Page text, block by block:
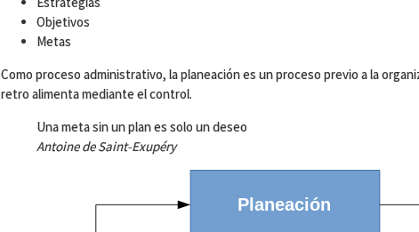
Objetivos
Metas
Como proceso administrativo, la planeación es un proceso previo a la
retro alimenta mediante el control.
Una meta sin un plan es solo un deseo
Antoine de Saint-Exupéry